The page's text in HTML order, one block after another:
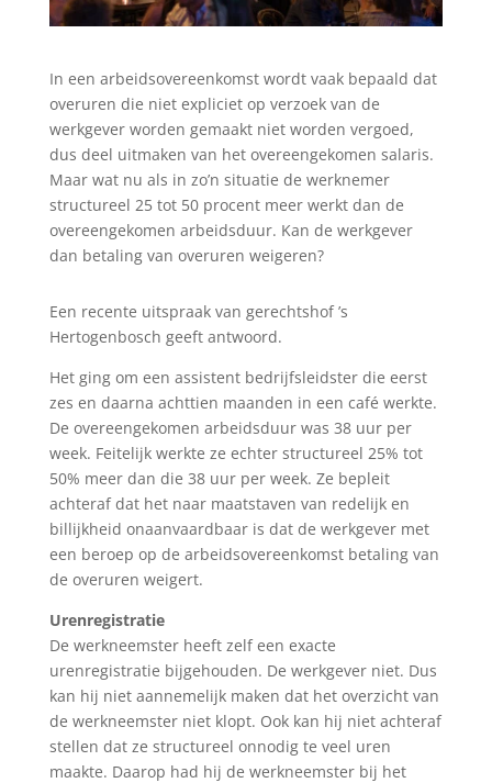
In een arbeidsovereenkomst wordt vaak bepaald dat
overuren die niet expliciet op verzoek van de
werkgever worden gemaakt niet worden vergoed,
dus deel uitmaken van het overeengekomen salaris.
Maar wat nu als in zo’n situatie de werknemer
structureel 25 tot 50 procent meer werkt dan de
overeengekomen arbeidsduur. Kan de werkgever
dan betaling van overuren weigeren?
Een recente uitspraak van gerechtshof ’s
Hertogenbosch geeft antwoord.
Het ging om een assistent bedrijfsleidster die eerst
zes en daarna achttien maanden in een café werkte.
De overeengekomen arbeidsduur was 38 uur per
week. Feitelijk werkte ze echter structureel 25% tot
50% meer dan die 38 uur per week. Ze bepleit
achteraf dat het naar maatstaven van redelijk en
billijkheid onaanvaardbaar is dat de werkgever met
een beroep op de arbeidsovereenkomst betaling van
de overuren weigert.
Urenregistratie
De werkneemster heeft zelf een exacte
urenregistratie bijgehouden. De werkgever niet. Dus
kan hij niet aannemelijk maken dat het overzicht van
de werkneemster niet klopt. Ook kan hij niet achteraf
stellen dat ze structureel onnodig te veel uren
maakte. Daarop had hij de werkneemster bij het